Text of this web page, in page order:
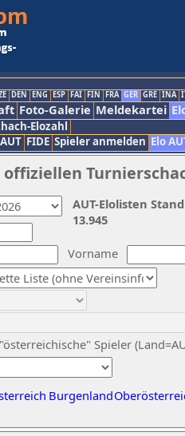
DEN ENG ESP FAI FIN FRA GER GRE INA
Foto-Galerie Meldekartei
Elozahl
FIDE Spieler anmelden Elo
Vorname
Spieler
Burgenland
AUT-Elolisten
13.945